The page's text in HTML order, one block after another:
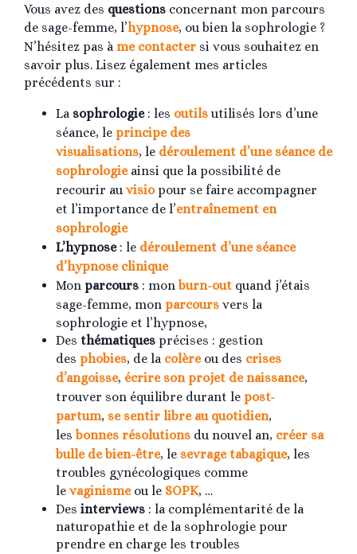
Vous avez des questions concernant mon parcours
de sage-femme, l’hypnose, ou bien la sophrologie ?
N’hésitez pas à me contacter si vous souhaitez en
savoir plus. Lisez également mes articles
précédents sur :
La sophrologie: les outils utilisés lors d’une
séance, le principe des
visualisations, le déroulement d’une séance de
sophrologie ainsi que la possibilité de
recourir au visiopour se faire accompagner
et l’importance de l’entraînement en
sophrologie
L’hypnose: le déroulement d’une séance
d’hypnose clinique
Mon parcours : mon burn-out quand j’étais
sage-femme, mon parcours vers la
sophrologie et l’hypnose,
Des thématiques précises : gestion
des phobies, de la colèreou des crises
d’angoisse, écrire son projet de naissance,
trouver son équilibre durant le post-
partum, se sentir libre au quotidien,
les bonnes résolutions du nouvel an, créer sa
bulle de bien-être, le sevrage tabagique, les
troubles gynécologiques comme
le vaginismeou le SOPK, …
Des interviews : la complémentarité de la
naturopathie et de la sophrologie pour
prendre en charge les troubles